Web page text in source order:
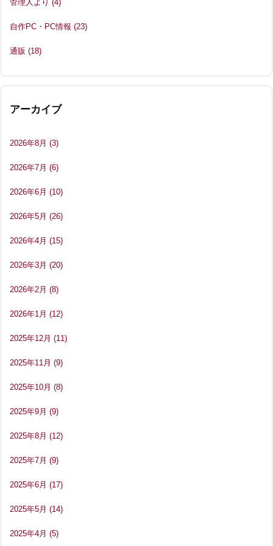
管理人より (4)
自作PC・PC情報 (23)
通販 (18)
アーカイブ
2026年8月 (3)
2026年7月 (6)
2026年6月 (10)
2026年5月 (26)
2026年4月 (15)
2026年3月 (20)
2026年2月 (8)
2026年1月 (12)
2025年12月 (11)
2025年11月 (9)
2025年10月 (8)
2025年9月 (9)
2025年8月 (12)
2025年7月 (9)
2025年6月 (17)
2025年5月 (14)
2025年4月 (5)